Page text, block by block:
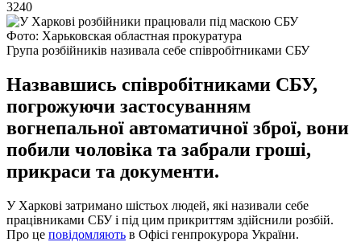
3240
Фото: Харьковская областная прокуратура
Група розбійників називала себе співробітниками СБУ
Назвавшись співробітниками СБУ,
погрожуючи застосуванням
вогнепальної автоматичної зброї, вони
побили чоловіка та забрали гроші,
прикраси та документи.
У Харкові затримано шістьох людей, які називали себе
працівниками СБУ і під цим прикриттям здійснили розбій.
Про це повідомляють в Офісі генпрокурора України.